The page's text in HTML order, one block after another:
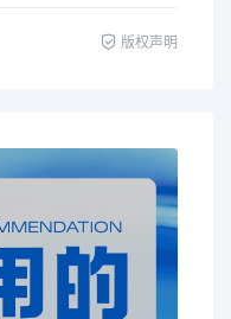
版权声明